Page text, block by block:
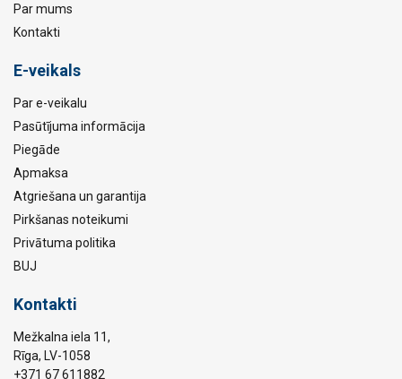
Par mums
Kontakti
E-veikals
Par e-veikalu
Pasūtījuma informācija
Piegāde
Apmaksa
Atgriešana un garantija
Pirkšanas noteikumi
Privātuma politika
BUJ
Kontakti
Mežkalna iela 11,
Rīga, LV-1058
+371 67 611882